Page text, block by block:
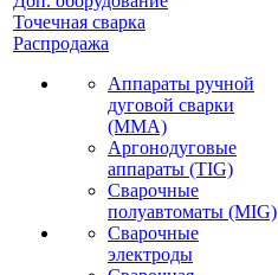
Точечная сварка
Распродажа
Аппараты ручной
дуговой сварки
(MMA)
Аргонодуговые
аппараты (TIG)
Сварочные
полуавтоматы (MIG)
Сварочные
электроды